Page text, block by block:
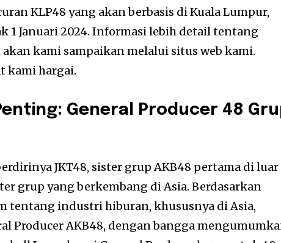
KLP48 yang akan berbasis di Kuala Lumpur,
1 Januari 2024. Informasi lebih detail tentang
kami sampaikan melalui situs web kami.
kami hargai.
General Producer 48
JKT48, sister grup AKB48 pertama di luar
grup yang berkembang di Asia. Berdasarkan
tentang industri hiburan, khususnya di Asia,
Producer AKB48, dengan bangga